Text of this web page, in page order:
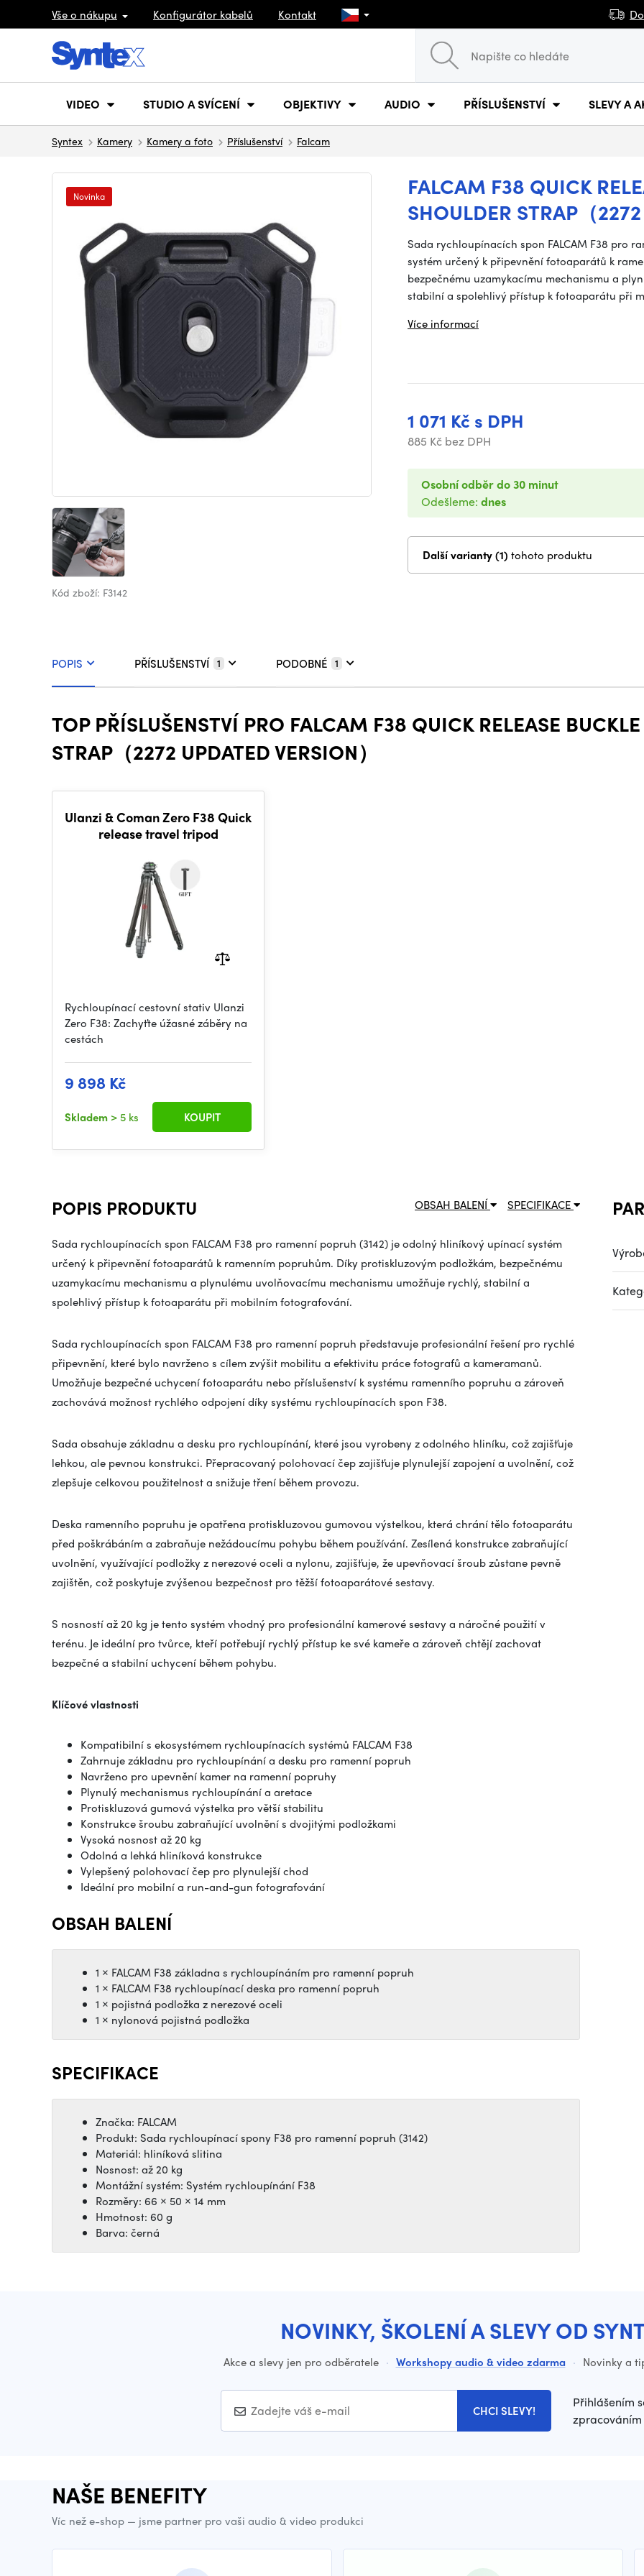
Vše o nákupu Konfigurátor kabelů Kontakt
VIDEO STUDIO A SVÍCENÍ OBJEKTIVY AUDIO PŘÍSLUŠENSTVÍ SLEVY A
Syntex Kamery Kamery a foto Příslušenství Falcam
FALCAM F38 QUICK
SHOULDER STRAP（2272
Novinka
Kód zboží: F3142
Sada rychloupínacích spon FALCAM F38 pro
systém určený k připevnění fotoaparátů k
bezpečnému uzamykacímu mechanismu a
stabilní a spolehlivý přístup k fotoaparátu při
Více informací
1 071 Kč s DPH
885 Kč bez DPH
Osobní odběr do 30 minut
Odešleme: dnes
Další varianty (1) tohoto produktu
POPIS PŘÍSLUŠENSTVÍ 1 PODOBNÉ 1
TOP PŘÍSLUŠENSTVÍ PRO FALCAM F38 QUICK RELEASE
STRAP（2272 UPDATED VERSION）
Ulanzi & Coman Zero F38 Quick
release travel tripod
Rychloupínací cestovní stativ Ulanzi
Zero F38: Zachyťte úžasné záběry na
cestách
9 898 Kč
Skladem > 5 ks KOUPIT
SPECIFIKACE
OBSAH BALENÍ
POPIS PRODUKTU
Sada rychloupínacích spon FALCAM F38 pro ramenní popruh (3142) je odolný hliníkový upínací systém
určený k připevnění fotoaparátů k ramenním popruhům. Díky protiskluzovým podložkám, bezpečnému
uzamykacímu mechanismu a plynulému uvolňovacímu mechanismu umožňuje rychlý, stabilní a
spolehlivý přístup k fotoaparátu při mobilním fotografování.
Sada rychloupínacích spon FALCAM F38 pro ramenní popruh představuje profesionální řešení pro rychlé
připevnění, které bylo navrženo s cílem zvýšit mobilitu a efektivitu práce fotografů a kameramanů.
Umožňuje bezpečné uchycení fotoaparátu nebo příslušenství k systému ramenního popruhu a zároveň
zachovává možnost rychlého odpojení díky systému rychloupínacích spon F38.
Sada obsahuje základnu a desku pro rychloupínání, které jsou vyrobeny z odolného hliníku, což zajišťuje
lehkou, ale pevnou konstrukci. Přepracovaný polohovací čep zajišťuje plynulejší zapojení a uvolnění, což
zlepšuje celkovou použitelnost a snižuje tření během provozu.
Deska ramenního popruhu je opatřena protiskluzovou gumovou výstelkou, která chrání tělo fotoaparátu
před poškrábáním a zabraňuje nežádoucímu pohybu během používání. Zesílená konstrukce zabraňující
uvolnění, využívající podložky z nerezové oceli a nylonu, zajišťuje, že upevňovací šroub zůstane pevně
zajištěn, což poskytuje zvýšenou bezpečnost pro těžší fotoaparátové sestavy.
S nosností až 20 kg je tento systém vhodný pro profesionální kamerové sestavy a náročné použití v
terénu. Je ideální pro tvůrce, kteří potřebují rychlý přístup ke své kameře a zároveň chtějí zachovat
bezpečné a stabilní uchycení během pohybu.
Klíčové vlastnosti
Kompatibilní s ekosystémem rychloupínacích systémů FALCAM F38
Zahrnuje základnu pro rychloupínání a desku pro ramenní popruh
Navrženo pro upevnění kamer na ramenní popruhy
Plynulý mechanismus rychloupínání a aretace
Protiskluzová gumová výstelka pro větší stabilitu
Konstrukce šroubu zabraňující uvolnění s dvojitými podložkami
Vysoká nosnost až 20 kg
Odolná a lehká hliníková konstrukce
Vylepšený polohovací čep pro plynulejší chod
Ideální pro mobilní a run-and-gun fotografování
OBSAH BALENÍ
1 × FALCAM F38 základna s rychloupínáním pro ramenní popruh
1 × FALCAM F38 rychloupínací deska pro ramenní popruh
1 × pojistná podložka z nerezové oceli
1 × nylonová pojistná podložka
SPECIFIKACE
Značka: FALCAM
Produkt: Sada rychloupínací spony F38 pro ramenní popruh (3142)
Materiál: hliníková slitina
Nosnost: až 20 kg
Montážní systém: Systém rychloupínání F38
Rozměry: 66 × 50 × 14 mm
Hmotnost: 60 g
Barva: černá
NOVINKY, ŠKOLENÍ A SLEVY OD
Akce a slevy jen pro odběratele · Workshopy audio & video zdarma · Novinky a
CHCI SLEVY!
Přihlášením
NAŠE BENEFITY
Víc než e-shop — jsme partner pro vaši audio & video produkci